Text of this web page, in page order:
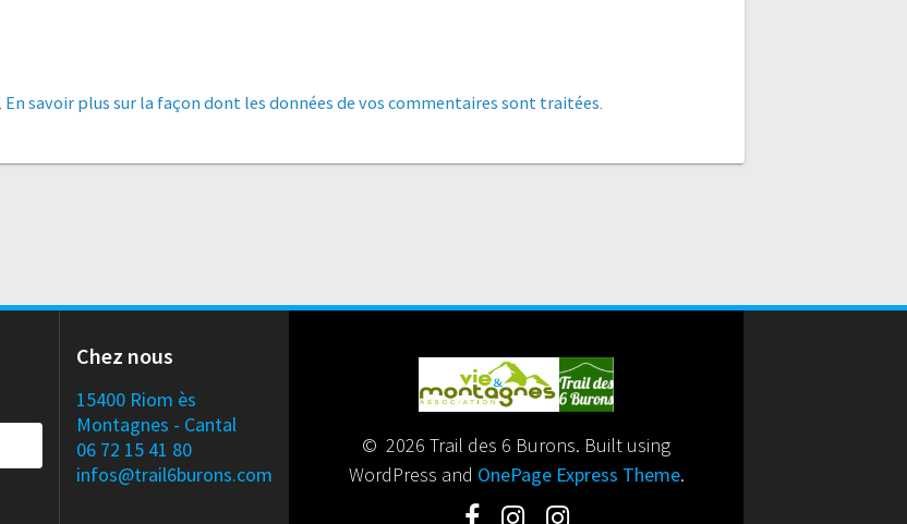
En savoir plus sur la façon dont les données de vos commentaires sont traitées
Chez nous
15400 Riom ès
Montagnes - Cantal
06 72 15 41 80
infos@trail6burons.com
© 2026 Trail des 6 Burons. Built using
WordPress and OnePage Express Theme.